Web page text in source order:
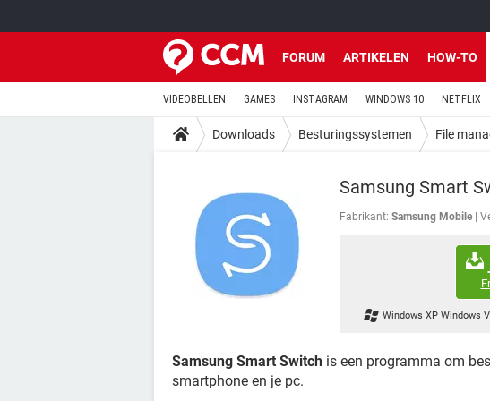
FORUM ARTIKELEN HOW-TO
VIDEOBELLEN GAMES INSTAGRAM WINDOWS 10 NETFLIX
Downloads Besturingssystemen File
Samsung Smart
Fabrikant: Samsung Mobile
Windows XP Windows
Samsung Smart Switch is een programma om
smartphone en je pc.